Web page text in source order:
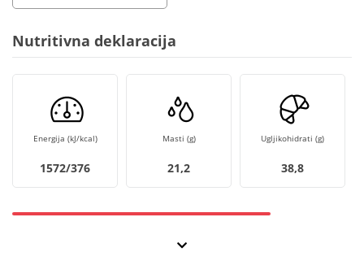
Nutritivna deklaracija
Energija (kJ/kcal)
1572/376
Masti (g)
21,2
Ugljikohidrati (g)
38,8